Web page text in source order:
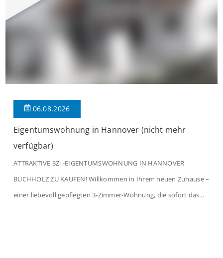
06.08.2026
Eigentumswohnung in Hannover (nicht mehr
verfügbar)
ATTRAKTIVE 3Zi.-EIGENTUMSWOHNUNG IN HANNOVER
BUCHHOLZ ZU KAUFEN! Willkommen in Ihrem neuen Zuhause –
einer liebevoll gepflegten 3-Zimmer-Wohnung, die sofort das